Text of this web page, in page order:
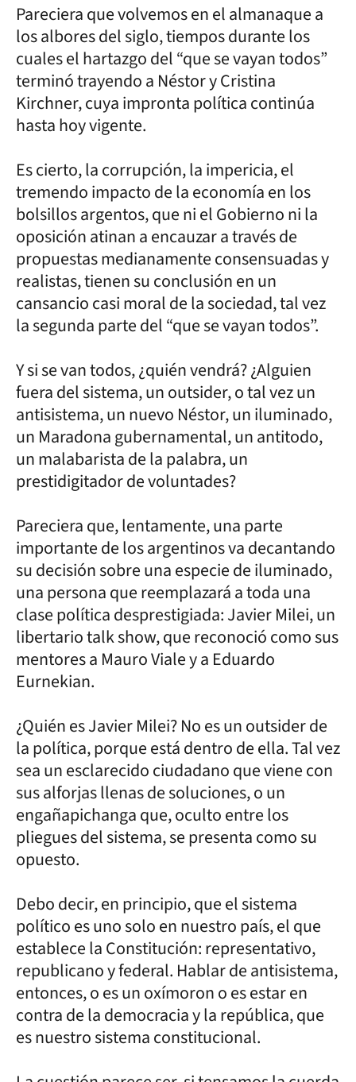
Pareciera que volvemos en el almanaque a
los albores del siglo, tiempos durante los
cuales el hartazgo del “que se vayan todos”
terminó trayendo a Néstor y Cristina
Kirchner, cuya impronta política continúa
hasta hoy vigente.
Es cierto, la corrupción, la impericia, el
tremendo impacto de la economía en los
bolsillos argentos, que ni el Gobierno ni la
oposición atinan a encauzar a través de
propuestas medianamente consensuadas y
realistas, tienen su conclusión en un
cansancio casi moral de la sociedad, tal vez
la segunda parte del “que se vayan todos”.
Y si se van todos, ¿quién vendrá? ¿Alguien
fuera del sistema, un outsider, o tal vez un
antisistema, un nuevo Néstor, un iluminado,
un Maradona gubernamental, un antitodo,
un malabarista de la palabra, un
prestidigitador de voluntades?
Pareciera que, lentamente, una parte
importante de los argentinos va decantando
su decisión sobre una especie de iluminado,
una persona que reemplazará a toda una
clase política desprestigiada: Javier Milei, un
libertario talk show, que reconoció como sus
mentores a Mauro Viale y a Eduardo
Eurnekian.
¿Quién es Javier Milei? No es un outsider de
la política, porque está dentro de ella. Tal vez
sea un esclarecido ciudadano que viene con
sus alforjas llenas de soluciones, o un
engañapichanga que, oculto entre los
pliegues del sistema, se presenta como su
opuesto.
Debo decir, en principio, que el sistema
político es uno solo en nuestro país, el que
establece la Constitución: representativo,
republicano y federal. Hablar de antisistema,
entonces, o es un oxímoron o es estar en
contra de la democracia y la república, que
es nuestro sistema constitucional.